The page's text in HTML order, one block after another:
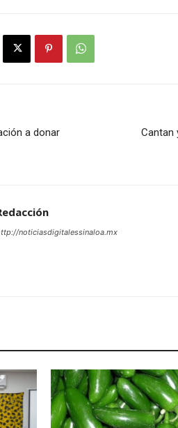
a donar
Cantan
noticiasdigitalessinaloa.mx